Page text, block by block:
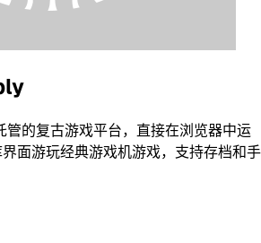
的复古游戏平台，直接在浏览器中运
面游玩经典游戏机游戏，支持存档和手